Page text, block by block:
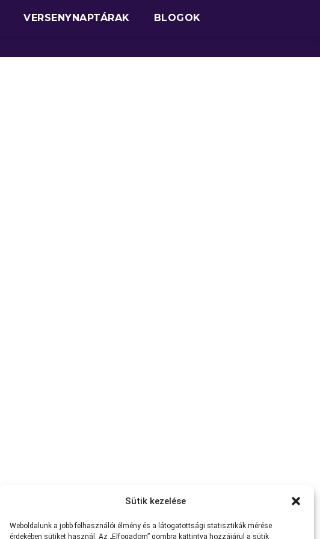
Sütik kezelése
Weboldalunk a jobb felhasználói élmény és a látogatottsági statisztikák mérése
érdekében sütiket használ. Az „Elfogadom” gombra kattintva hozzájárul a sütik
VERSENYNAPTÁRAK BLOGOK